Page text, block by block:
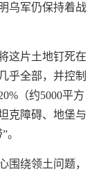
乌军仍保持着战
这片土地钉死在
乎全部，并控制
（约5000平方
克障碍、地堡与
。
围绕领土问题，